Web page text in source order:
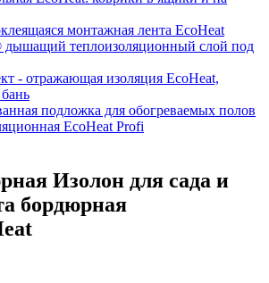
монтажная лента EcoHeat
теплоизоляционный слой под
- отражающая изоляция EcoHeat,
подложка для обогреваемых полов
EcoHeat Profi
Изолон для сада и
бордюрная